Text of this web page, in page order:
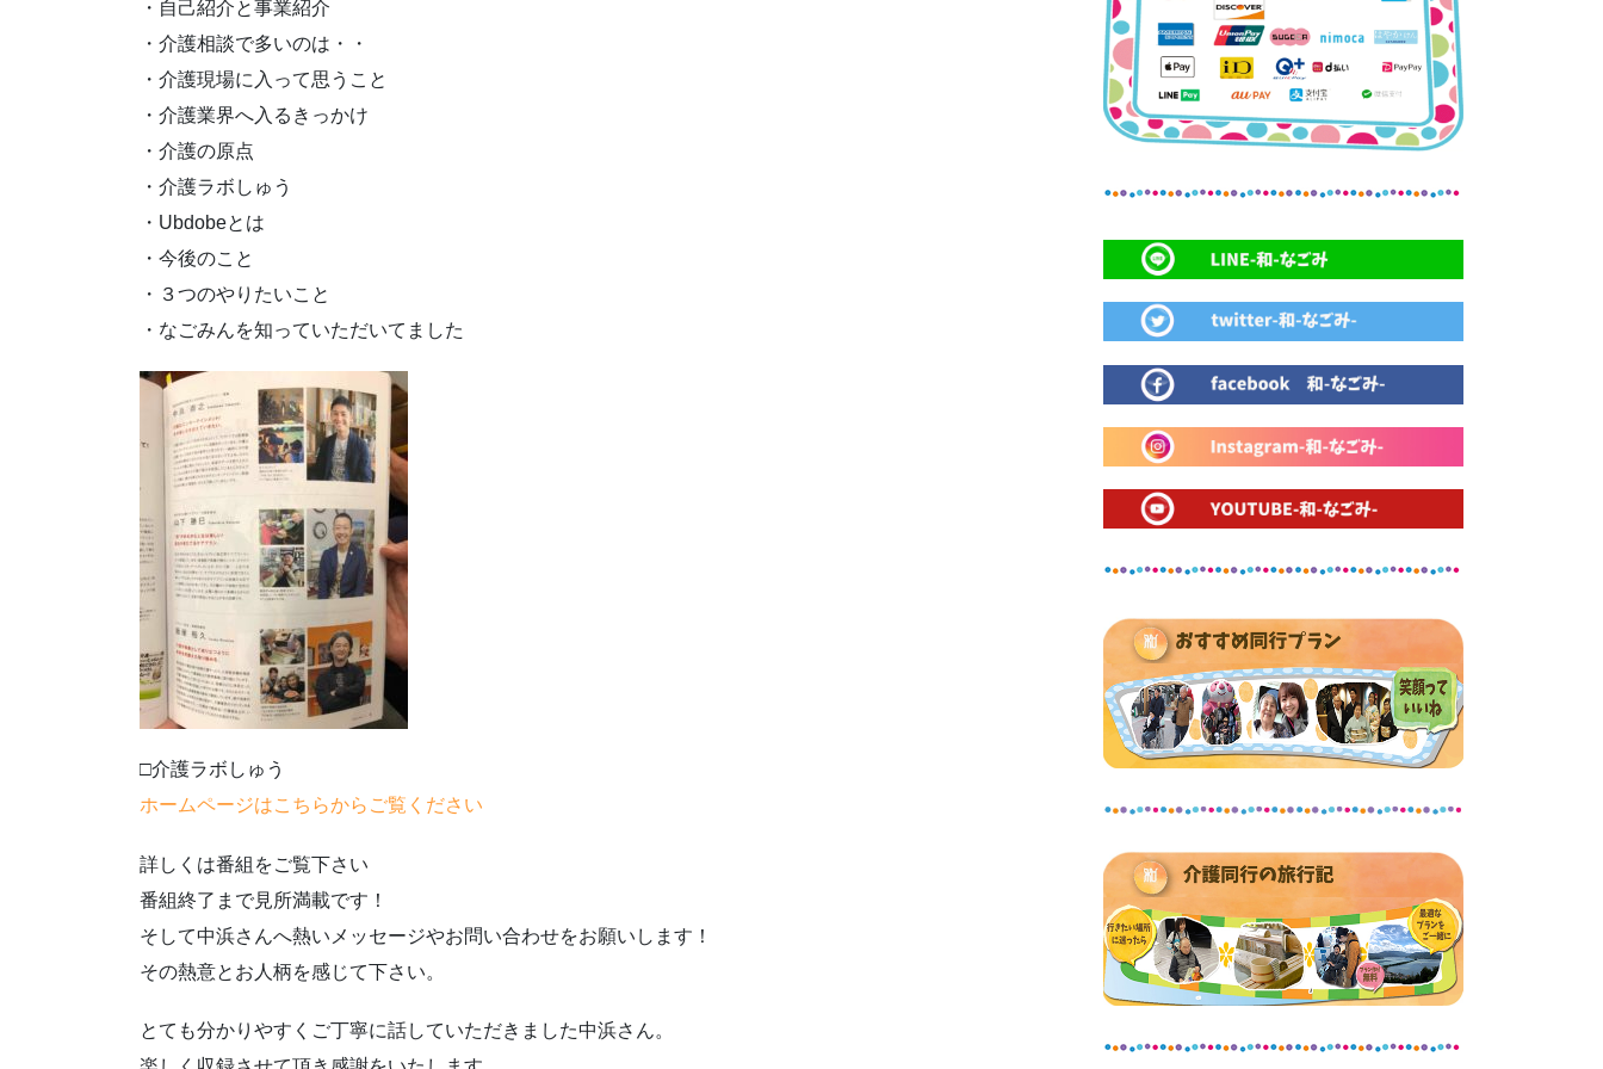
・自己紹介と事業紹介
・介護相談で多いのは・・
・介護現場に入って思うこと
・介護業界へ入るきっかけ
・介護の原点
・介護ラボしゅう
・Ubdobeとは
・今後のこと
・３つのやりたいこと
・なごみんを知っていただいてました
□介護ラボしゅう
ホームページはこちらからご覧ください
詳しくは番組をご覧下さい
番組終了まで見所満載です！
そして中浜さんへ熱いメッセージやお問い合わせをお願いします！
その熱意とお人柄を感じて下さい。
とても分かりやすくご丁寧に話していただきました中浜さん。